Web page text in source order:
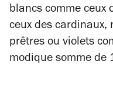
blancs comme ceux
ceux des cardinaux,
prêtres ou violets
modique somme de